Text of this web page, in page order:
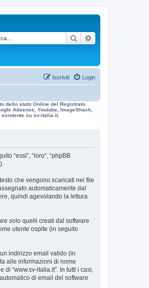
Cerca
Login
Iscriviti
dello stato Online del Registrato.
Adsense, Youtube, ImageShack,
su sv-italia.it.
“essi”, “loro”, “phpBB
che vengono scaricati nei file
automaticamente dal
quindi agevolando la lettura
solo quelli creati dal software
utente ospite (in seguito
indirizzo email valido (in
alle informazioni di nome
“www.sv-italia.it”. In tutti i casi,
di email del software